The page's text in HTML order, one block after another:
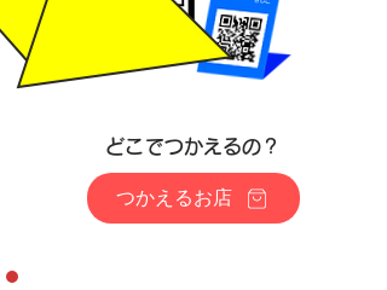
​どこでつかえるの？
つかえるお店